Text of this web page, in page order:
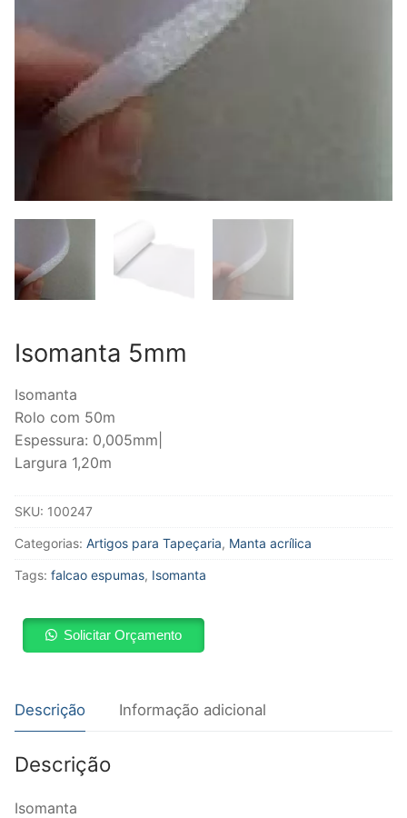
Isomanta 5mm
Isomanta
Rolo com 50m
Espessura: 0,005mm|
Largura 1,20m
SKU: 100247
Categorias: Artigos para Tapeçaria, Manta acrílica
Tags: falcao espumas, Isomanta
Solicitar Orçamento
Descrição Informação adicional
Descrição
Isomanta